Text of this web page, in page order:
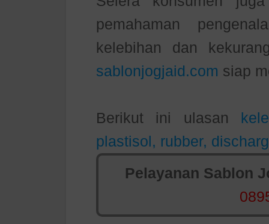
pemahaman
kelebihan dan
sablonjogjaid.com siap
Berikut ini ulasan
plastisol, rubber,
Pelayanan Sablon